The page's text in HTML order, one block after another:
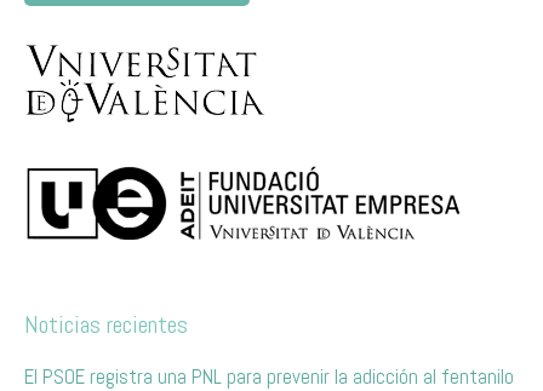
Noticias recientes
El PSOE registra una PNL para prevenir la adicción al fentanilo